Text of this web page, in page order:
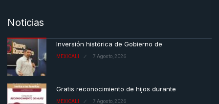
Noticias
Inversión histórica de Gobierno de
MEXICALI 7 Agosto, 2026
Gratis reconocimiento de hijos durante
MEXICALI 7 Agosto, 2026